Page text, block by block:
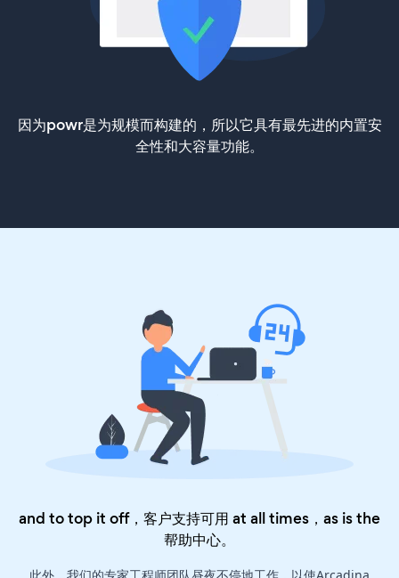
因为powr是为规模而构建的，所以它具有最先进的内置安
全性和大容量功能。
and to top it off，客户支持可用 at all times，as is the
帮助中心。